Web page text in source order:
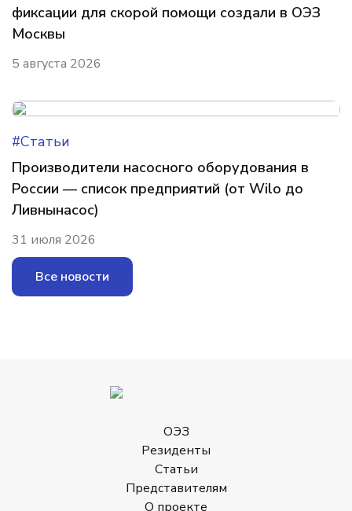
фиксации для скорой помощи создали в ОЭЗ
Москвы
5 августа 2026
#Статьи
Производители насосного оборудования в
России — список предприятий (от Wilo до
Ливнынасос)
31 июля 2026
Все новости
ОЭЗ
Резиденты
Статьи
Представителям
О проекте